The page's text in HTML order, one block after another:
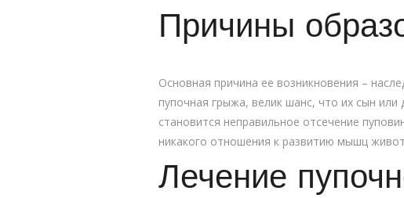
Причины
Основная причина ее возникновения –
пупочная грыжа, велик шанс, что их сын
становится неправильное отсечение
никакого отношения к развитию мышц
Лечение